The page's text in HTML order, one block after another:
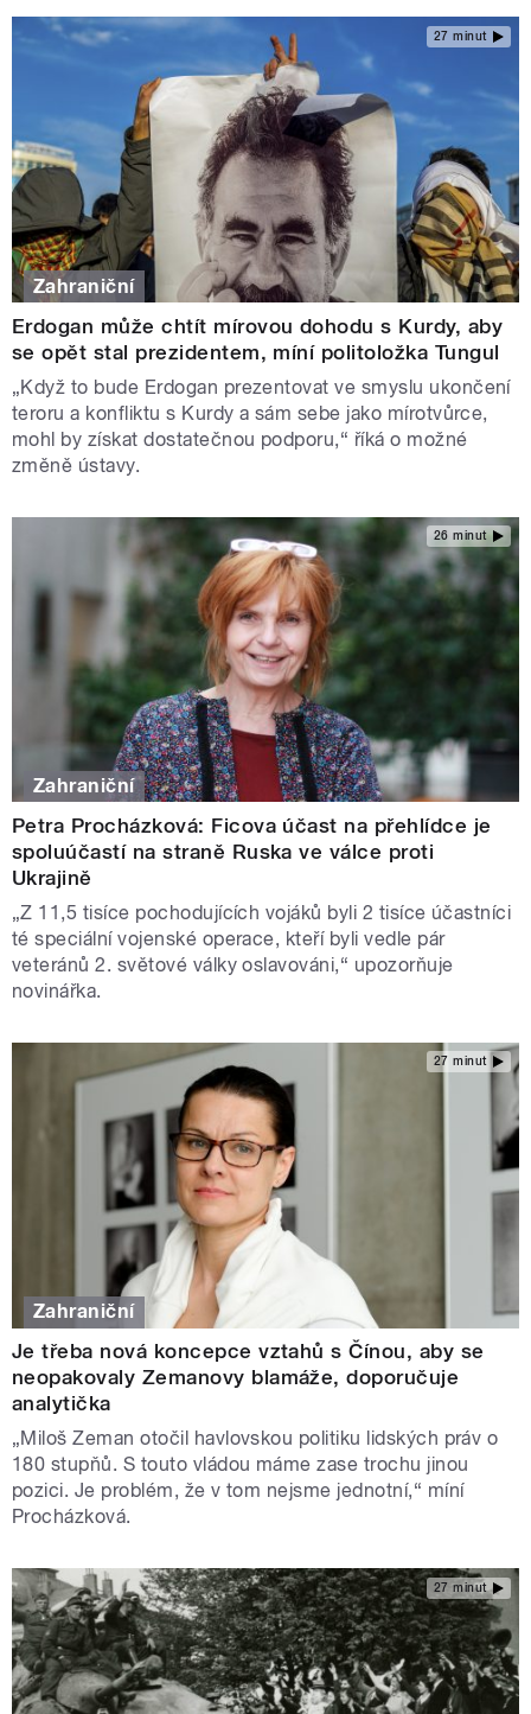
27 minut
Zahraniční
Erdogan může chtít mírovou dohodu s Kurdy, aby
se opět stal prezidentem, míní politoložka Tungul
„Když to bude Erdogan prezentovat ve smyslu ukončení
teroru a konfliktu s Kurdy a sám sebe jako mírotvůrce,
mohl by získat dostatečnou podporu,“ říká o možné
změně ústavy.
26 minut
Zahraniční
Petra Procházková: Ficova účast na přehlídce je
spoluúčastí na straně Ruska ve válce proti
Ukrajině
„Z 11,5 tisíce pochodujících vojáků byli 2 tisíce účastníci
té speciální vojenské operace, kteří byli vedle pár
veteránů 2. světové války oslavováni,“ upozorňuje
novinářka.
27 minut
Zahraniční
Je třeba nová koncepce vztahů s Čínou, aby se
neopakovaly Zemanovy blamáže, doporučuje
analytička
„Miloš Zeman otočil havlovskou politiku lidských práv o
180 stupňů. S touto vládou máme zase trochu jinou
pozici. Je problém, že v tom nejsme jednotní,“ míní
Procházková.
27 minut